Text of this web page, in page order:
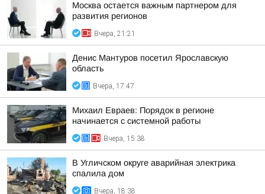
Москва остается важным партнером для
развития регионов
Вчера, 21:21
Денис Мантуров посетил Ярославскую
область
Вчера, 17:47
Михаил Евраев: Порядок в регионе
начинается с системной работы
Вчера, 15:38
В Угличском округе аварийная электрика
спалила дом
Вчера, 18:38